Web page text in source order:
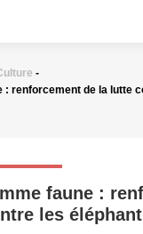
-
: renforcement de la lutte
faune :
les